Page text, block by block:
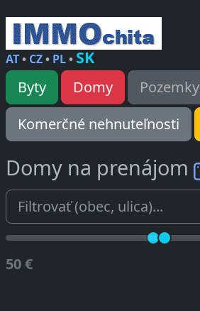
AT• CZ• PL• SK
Byty Domy
Pozemky
Komerčné nehnuteľnosti
Domy na prenájom
50 €